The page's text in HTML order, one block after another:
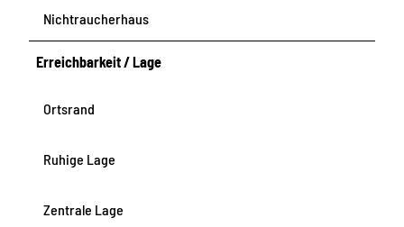
Nichtraucherhaus
Erreichbarkeit / Lage
Ortsrand
Ruhige Lage
Zentrale Lage